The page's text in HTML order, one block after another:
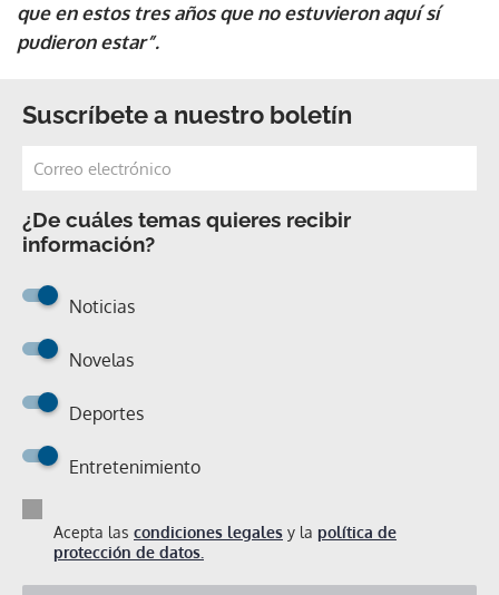
que en estos tres años que no estuvieron aquí sí
pudieron estar”.
Suscríbete a nuestro boletín
¿De cuáles temas quieres recibir
información?
Noticias
Novelas
Deportes
Entretenimiento
Acepta las condiciones legales y la política de
protección de datos.